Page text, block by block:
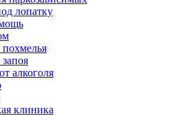
лопатку
алкоголя
клиника